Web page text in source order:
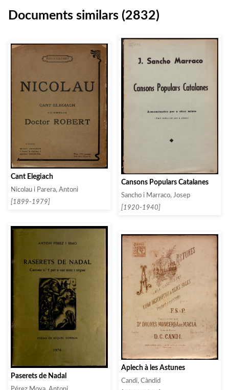
Documents similars (2832)
Cant Elegiach
Nicolau i Parera, Antoni
[1899-1979]
Cansons Populars Catalanes
Sancho i Marraco, Josep
[1920-1940]
Paserets de Nadal
Pérez Moya, Antoni
Aplech à les Astunes
Candi, Càndid